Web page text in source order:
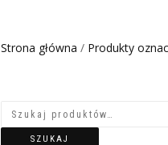
Strona główna / Produkty
SZUKAJ